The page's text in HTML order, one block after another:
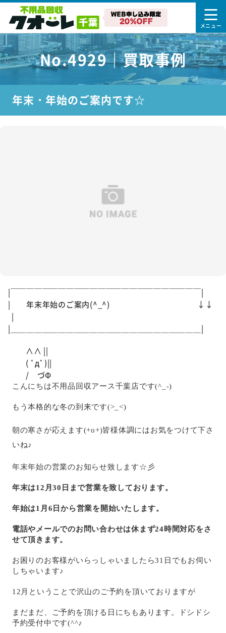
No.4929｜買取事例
年末・年始のご案内です☆
|￣￣￣￣￣￣￣￣￣￣￣￣￣￣￣￣￣￣￣￣￣￣￣￣|
| 年末年始のご案内(^_^) ↓↓
|
|＿＿＿＿＿＿＿＿＿＿＿＿＿＿＿＿＿＿＿＿＿＿＿＿|
∧∧ ||
( ﾟдﾟ)||
/ づΦ
こんにちは不用品回収アース千葉店です(^_-)
もう本格的な冬の到来です(>_<)
朝の寒さが応えます(+o+)皆様体調にはお気をつけて下さ
いね♪
年末年始の営業のお知らせ致します☆彡
年末は12 月30 日まで営業を致しております。
年始は1 月 6 日から営業を開始いたします。
電話やメールでのお問い合わせは休まず24時間対応をさ
せて頂きます。
お困りのお客様がいらっしゃいましたら31日でもお伺い
しちゃいます♪
12 月ということで沢山のご予約を頂いておりますが
まだまだ、ご予約を頂ける日にちもあります。ドシドシ
予約受付中です(^^♪